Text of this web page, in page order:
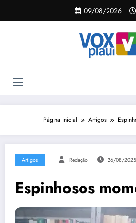
o
09/08/2026
Página inicial Artigos
Artigos Redação 26/08/2025
Espinhosos